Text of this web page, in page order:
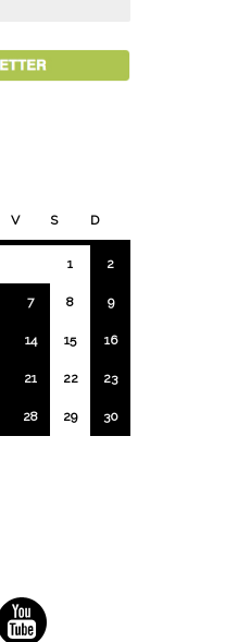
V S D
1 2
7 8 9
14 15 16
21 22 23
28 29 30